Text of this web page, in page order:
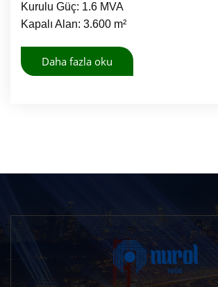
Kurulu Güç: 1.6 MVA
Kapalı Alan: 3.600 m²
Daha fazla oku